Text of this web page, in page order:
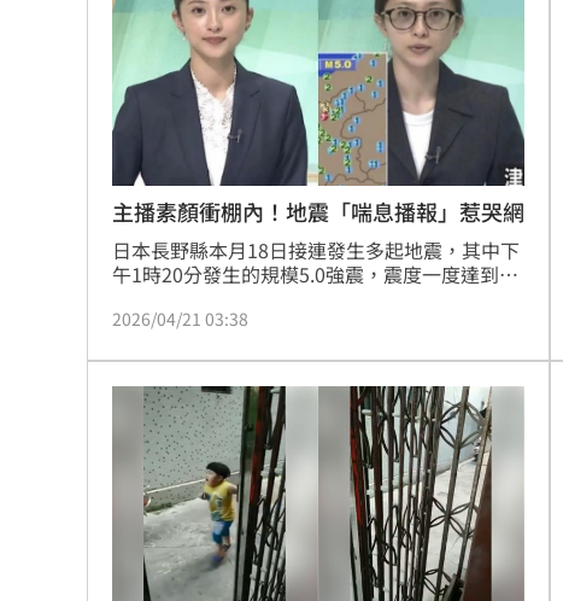
新／四指齊揚！台指期飆破500點
慈濟遭詐10.6億元！全款拿回解方曝
稱龍蝦咬完就吐 爆李世宗要信徒喝精油
樂天女孩淚揭往事 愛意表達障礙遭重擊
一張百萬太貴！他公開高價股買法：賺30萬
獨／海外遊學增強外語 台人夯英、美、加
長尾獼猴失控狂襲居民！官方追查異常原因
伊波拉失控！專家憂病毒恐已突變 00:23
飲料空盒找嘸地方丟 騎車咬著遭攔查槓警
63歲章小蕙吐露心聲：後悔當年嫁給鍾鎮濤
白海豚颱風擺盪逼近！雨到「這時」才趨緩
主播素顏衝棚內！地震「喘息播報」惹哭網
日本長野縣本月18日接連發生多起地震，其中下
午1時20分發生的規模5.0強震，震度一度達到
中，NHK長野放送局主播稻井清香的一段播報畫
（記者唐家興）
2026/04/21 03:38